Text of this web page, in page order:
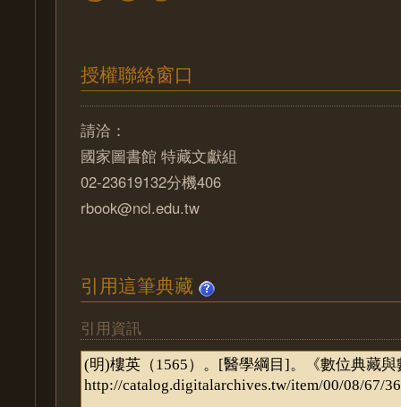
授權聯絡窗口
請洽：
國家圖書館 特藏文獻組
02-23619132分機406
rbook@ncl.edu.tw
引用這筆典藏
引用資訊